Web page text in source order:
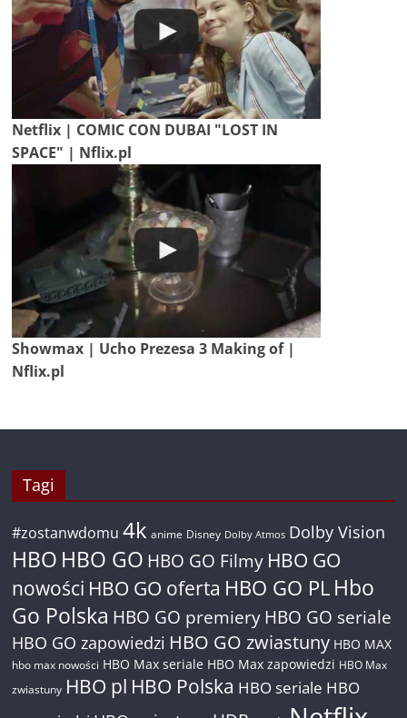
Netflix | COMIC CON DUBAI "LOST IN
SPACE" | Nflix.pl
Showmax | Ucho Prezesa 3 Making of |
Nflix.pl
Tagi
#zostanwdomu 4k anime Disney Dolby Atmos Dolby Vision
HBO HBO GO HBO GO Filmy HBO GO
nowości HBO GO oferta HBO GO PL Hbo
Go Polska HBO GO premiery HBO GO seriale
HBO GO zapowiedzi HBO GO zwiastuny HBO MAX
hbo max nowości HBO Max seriale HBO Max zapowiedzi HBO Max
zwiastuny HBO pl HBO Polska HBO seriale HBO